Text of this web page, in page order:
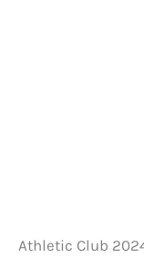
Athletic Club